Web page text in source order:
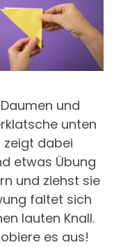
und
unten
zeigt dabei
etwas Übung
und ziehst sie
faltet sich
lauten Knall.
es aus!